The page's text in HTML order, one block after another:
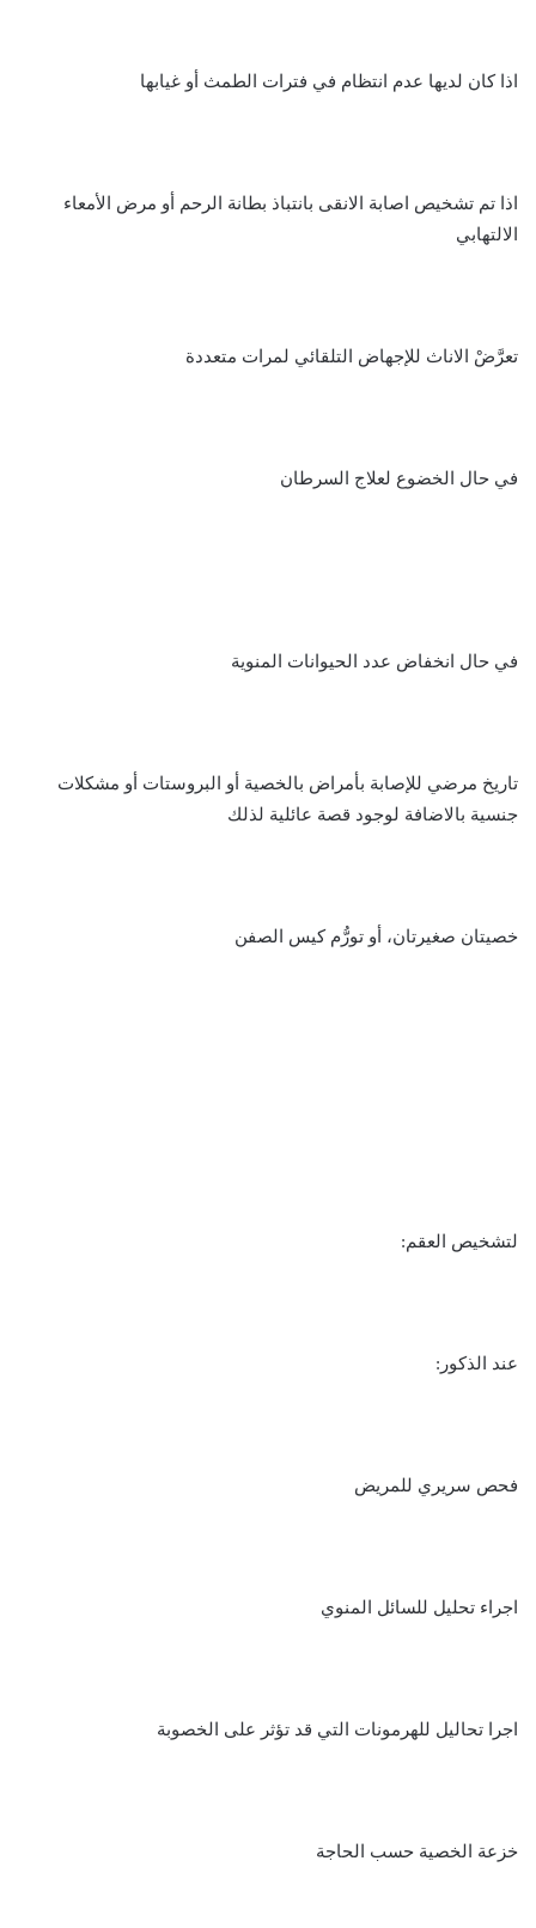
اذا كان لديها عدم انتظام في فترات الطمث أو غيابها
اذا تم تشخيص اصابة الانقى بانتباذ بطانة الرحم أو مرض الأمعاء
الالتهابي
تعرَّضْ الاناث للإجهاض التلقائي لمرات متعددة
في حال الخضوع لعلاج السرطان
في حال انخفاض عدد الحيوانات المنوية
تاريخ مرضي للإصابة بأمراض بالخصية أو البروستات أو مشكلات
جنسية بالاضافة لوجود قصة عائلية لذلك
خصيتان صغيرتان، أو تورُّم كيس الصفن
لتشخيص العقم:
عند الذكور:
فحص سريري للمريض
اجراء تحليل للسائل المنوي
اجرا تحاليل للهرمونات التي قد تؤثر على الخصوبة
خزعة الخصية حسب الحاجة